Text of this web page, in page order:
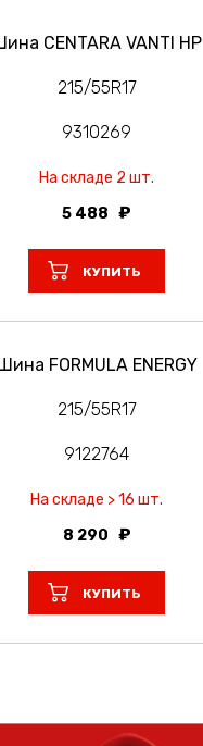
CENTARA VANTI HP
215/55R17
9310269
На складе 2 шт.
5 488
КУПИТЬ
FORMULA ENERGY
215/55R17
9122764
На складе > 16 шт.
8 290
КУПИТЬ